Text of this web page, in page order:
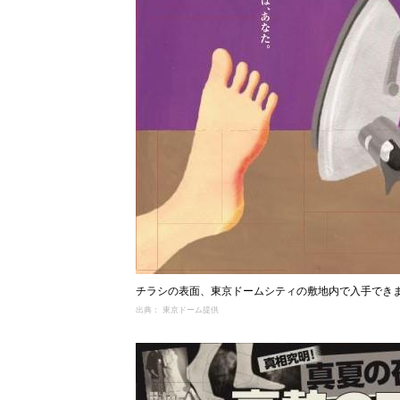
チラシの表面、東京ドームシティの敷地内で入手でき
出典： 東京ドーム提供